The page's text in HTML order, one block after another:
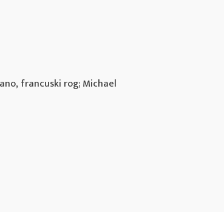
francuski rog; Michael